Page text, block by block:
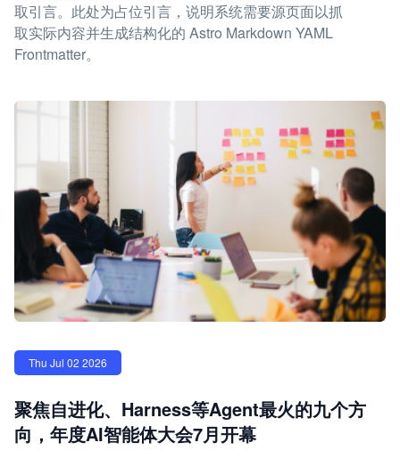
取引言。此处为占位引言，说明系统需要源页面以抓
取实际内容并生成结构化的 Astro Markdown YAML
Frontmatter。
Thu Jul 02 2026
聚焦自进化、Harness等Agent最火的九个方
向，年度AI智能体大会7月开幕